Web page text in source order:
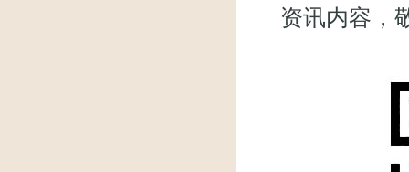
资讯内容，